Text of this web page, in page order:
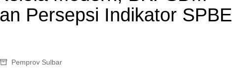
Persepsi Indikator SPBE
Pemprov Sulbar